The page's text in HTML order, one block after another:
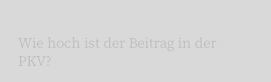
Wie hoch ist der Beitrag in der
PKV?